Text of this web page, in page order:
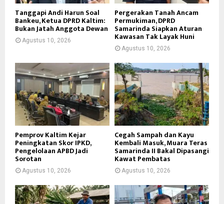
Tanggapi Andi Harun Soal
Bankeu, Ketua DPRD Kaltim:
Bukan Jatah Anggota Dewan
Agustus 10, 2026
Pergerakan Tanah Ancam
Permukiman, DPRD
Samarinda Siapkan Aturan
Kawasan Tak Layak Huni
Agustus 10, 2026
Pemprov Kaltim Kejar
Peningkatan Skor IPKD,
Pengelolaan APBD Jadi
Sorotan
Agustus 10, 2026
Cegah Sampah dan Kayu
Kembali Masuk, Muara Teras
Samarinda II Bakal Dipasangi
Kawat Pembatas
Agustus 10, 2026